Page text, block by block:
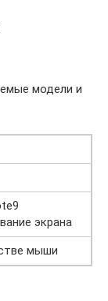
модели и
экрана
мыши